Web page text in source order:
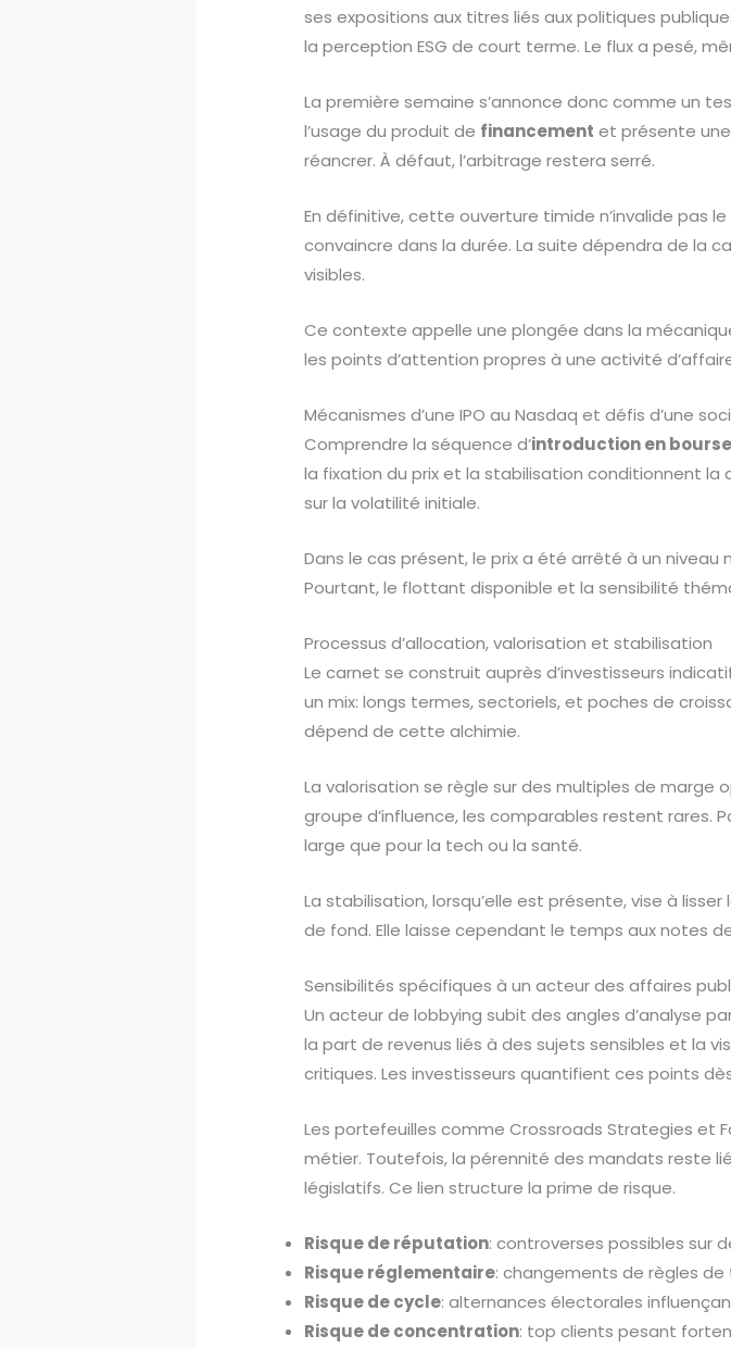
ses expositions aux titres liés aux politiques
la perception ESG de court terme. Le flux a pesé,
La première semaine s’annonce donc comme un
l’usage du produit de financement et présente
réancrer. À défaut, l’arbitrage restera serré.
En définitive, cette ouverture timide n’invalide pas
convaincre dans la durée. La suite dépendra de la
visibles.
Ce contexte appelle une plongée dans la
les points d’attention propres à une activité
Mécanismes d’une IPO au Nasdaq et défis d’une
Comprendre la séquence d’introduction en bourse
la fixation du prix et la stabilisation conditionnent
sur la volatilité initiale.
Dans le cas présent, le prix a été arrêté à un niveau
Pourtant, le flottant disponible et la sensibilité
Processus d’allocation, valorisation et stabilisation
Le carnet se construit auprès d’investisseurs
un mix: longs termes, sectoriels, et poches de
dépend de cette alchimie.
La valorisation se règle sur des multiples de marge
groupe d’influence, les comparables restent rares.
large que pour la tech ou la santé.
La stabilisation, lorsqu’elle est présente, vise à
de fond. Elle laisse cependant le temps aux notes
Sensibilités spécifiques à un acteur des affaires
Un acteur de lobbying subit des angles d’analyse
la part de revenus liés à des sujets sensibles et la
critiques. Les investisseurs quantifient ces points
Les portefeuilles comme Crossroads Strategies et
métier. Toutefois, la pérennité des mandats reste
législatifs. Ce lien structure la prime de risque.
Risque de réputation: controverses possibles sur
Risque réglementaire: changements de règles
Risque de cycle: alternances électorales
Risque de concentration: top clients pesant